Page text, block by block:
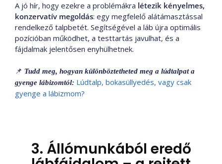
A jó hír, hogy ezekre a problémákra létezik kényelmes,
konzervatív megoldás: egy megfelelő alátámasztással
rendelkező talpbetét. Segítségével a láb újra optimális
pozícióban működhet, a testtartás javulhat, és a
fájdalmak jelentősen enyhülhetnek.
📌 Tudd meg, hogyan különböztetheted meg a lúdtalpat a
gyenge lábizomtól: Lúdtalp, bokasüllyedés, vagy csak
gyenge a lábizmom?
3. Állómunkából eredő